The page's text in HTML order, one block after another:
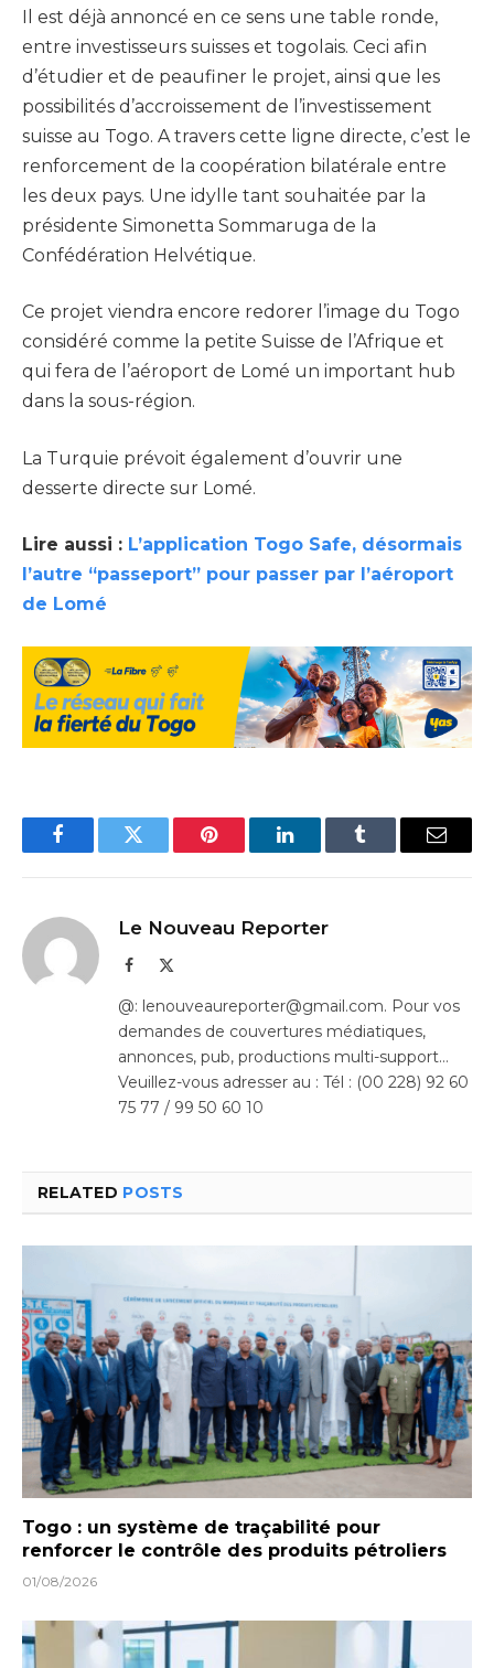
Il est déjà annoncé en ce sens une table ronde,
entre investisseurs suisses et togolais. Ceci afin
d’étudier et de peaufiner le projet, ainsi que les
possibilités d’accroissement de l’investissement
suisse au Togo. A travers cette ligne directe, c’est le
renforcement de la coopération bilatérale entre
les deux pays. Une idylle tant souhaitée par la
présidente Simonetta Sommaruga de la
Confédération Helvétique.
Ce projet viendra encore redorer l’image du Togo
considéré comme la petite Suisse de l’Afrique et
qui fera de l’aéroport de Lomé un important hub
dans la sous-région.
La Turquie prévoit également d’ouvrir une
desserte directe sur Lomé.
Lire aussi : L’application Togo Safe, désormais
l’autre “passeport” pour passer par l’aéroport
de Lomé
FacebookTwitter Pinterest LinkedInTumblr Email
Le Nouveau Reporter
Facebook
@: lenouveaureporter@gmail.com. Pour vos
demandes de couvertures médiatiques,
annonces, pub, productions multi-support…
Veuillez-vous adresser au : Tél : (00 228) 92 60
75 77 / 99 50 60 10
RELATED POSTS
Togo : un système de traçabilité pour
renforcer le contrôle des produits pétroliers
01/08/2026